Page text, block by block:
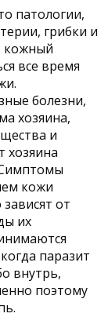
патологии,
грибки и
кожный
все время
болезни,
хозяина,
и
хозяина
кожи
от
их
паразит
внутрь,
поэтому